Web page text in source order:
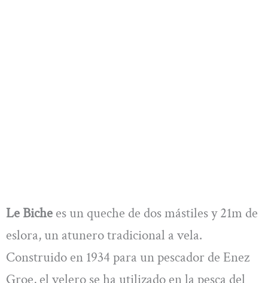
Le Biche es un queche de dos mástiles y 21m de
eslora, un atunero tradicional a vela.
Construido en 1934 para un pescador de Enez
Groe, el velero se ha utilizado en la pesca del